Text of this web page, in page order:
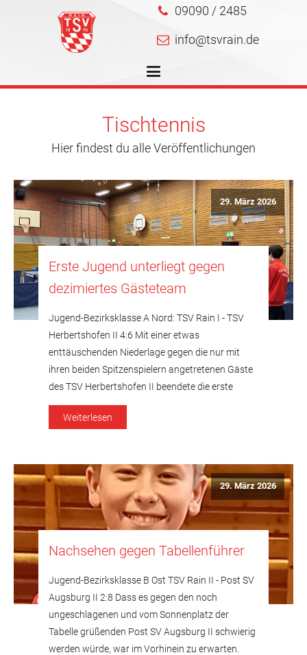
09090 / 2485
info@tsvrain.de
Tischtennis
Hier findest du alle Veröffentlichungen
29. März 2026
Erste Jugend unterliegt gegen
dezimiertes Gästeteam
Jugend-Bezirksklasse A Nord: TSV Rain I - TSV
Herbertshofen II 4:6 Mit einer etwas
enttäuschenden Niederlage gegen die nur mit
ihren beiden Spitzenspielern angetretenen Gäste
des TSV Herbertshofen II beendete die erste
Jugendmannschaft ihre Saison in der
Bezirksklasse A. Durch das Fehlen des dritten
Weiterlesen
29. März 2026
Nachsehen gegen Tabellenführer
Jugend-Bezirksklasse B Ost TSV Rain II - Post SV
Augsburg II 2:8 Dass es gegen den noch
ungeschlagenen und vom Sonnenplatz der
Tabelle grüßenden Post SV Augsburg II schwierig
werden würde, war im Vorhinein zu erwarten.